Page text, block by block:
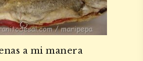
a mi manera